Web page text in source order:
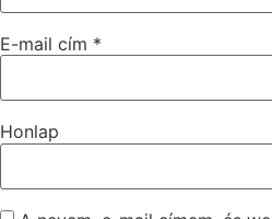
E-mail cím *
Honlap